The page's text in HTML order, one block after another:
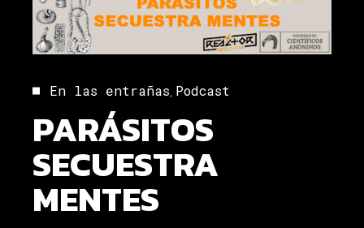
En las entrañas, Podcast
PARÁSITOS
SECUESTRA
MENTES